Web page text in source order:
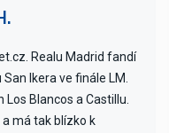
Realu Madrid fandí
Ikera ve finále LM.
Blancos a Castillu.
má tak blízko k